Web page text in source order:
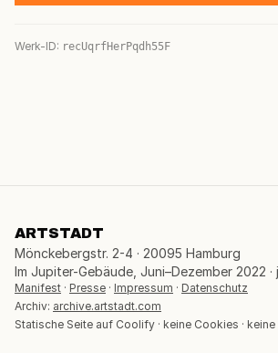
Werk-ID: recUqrfHerPqdh55F
ARTSTADT
Mönckebergstr. 2-4 · 20095 Hamburg
Im Jupiter-Gebäude, Juni–Dezember 2022
Manifest · Presse · Impressum · Datenschutz
Archiv: archive.artstadt.com
Statische Seite auf Coolify · keine Cookies ·